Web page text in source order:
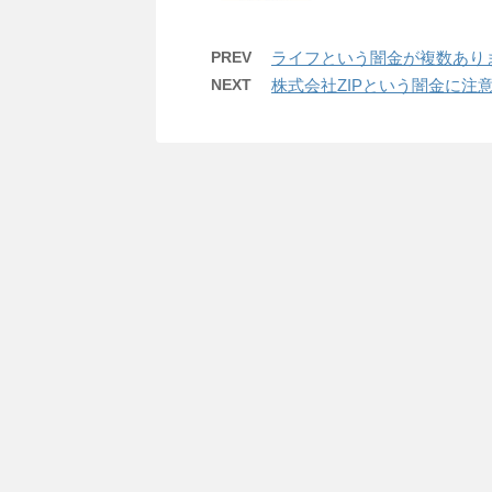
PREV ライフという闇金が複数あり
NEXT 株式会社ZIPという闇金に注意